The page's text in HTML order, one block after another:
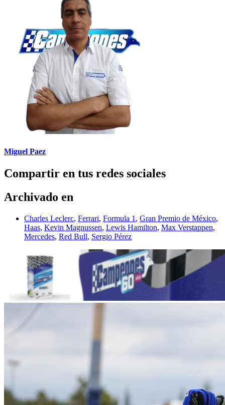
Miguel Paez
Compartir en tus redes sociales
Archivado en
Charles Leclerc, Ferrari, Formula 1 , Gran Premio de México,
Haas, Kevin Magnussen, Lewis Hamilton, Max Verstappen,
Mercedes, Red Bull, Sergio Pérez